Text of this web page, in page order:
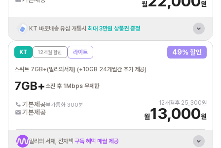
월 원
KT 바로배송 유심 개통시 최대 3만원 상품권 증정
KT 인터넷/IPTV결합시 휴대폰 요금할인
KT 12개월 할인 라이트 49% 할인
스위트 7GB+(밀리의서재) (+10GB 24개월간 추가 제공)
7GB+소진 후 1Mbps 무제한
기본제공부가통화 300분
기본제공
12개월후 25,300원
월13,000원
밀리의 서재, 전자책 구독 혜택 매월 제공